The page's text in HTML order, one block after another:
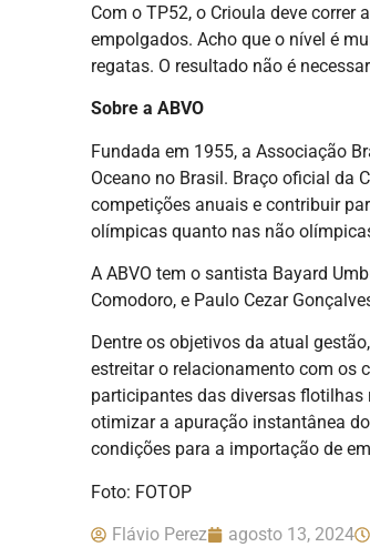
Com o TP52, o Crioula deve correr
empolgados. Acho que o nível é
regatas. O resultado não é
Sobre a ABVO
Fundada em 1955, a Associação
Oceano no Brasil. Braço oficial da
competições anuais e contribuir
olímpicas quanto nas não
A ABVO tem o santista Bayard
Comodoro, e Paulo Cezar
Dentre os objetivos da atual
estreitar o relacionamento com os
participantes das diversas flotilhas
otimizar a apuração instantânea
condições para a importação de
Foto: FOTOP
Flávio Perez agosto 13, 2024